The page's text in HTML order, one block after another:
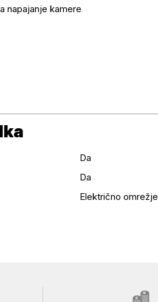
napajanje kamere
Da
Da
Električno omrežje